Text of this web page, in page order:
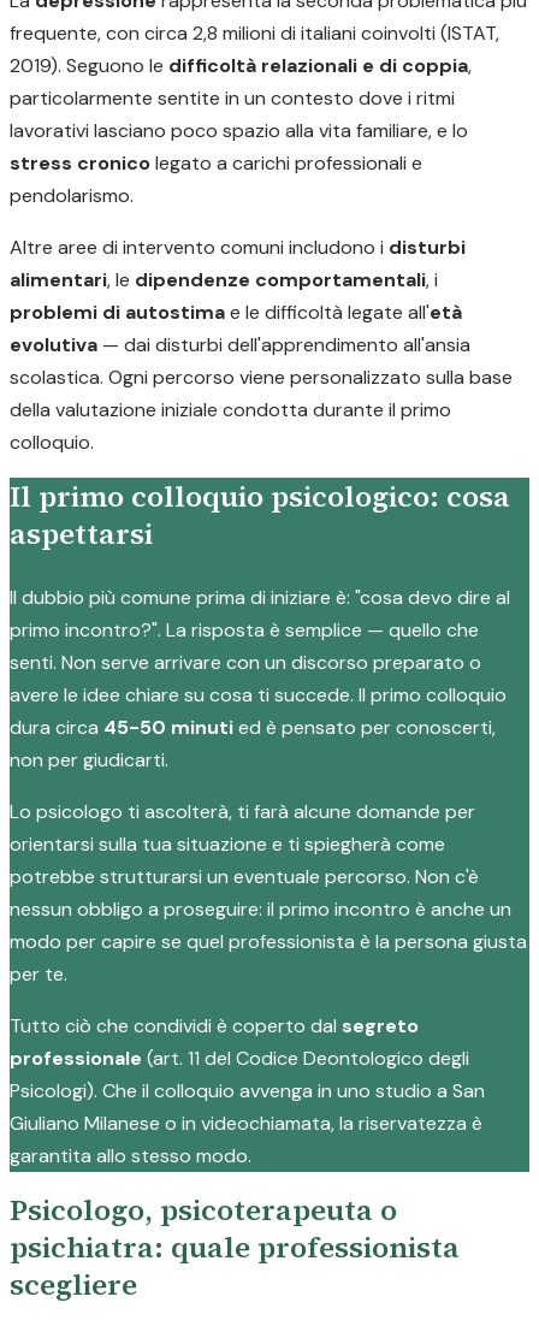
frequente, con circa 2,8 milioni di italiani coinvolti (ISTAT,
2019). Seguono le difficoltà relazionali e di coppia,
particolarmente sentite in un contesto dove i ritmi
lavorativi lasciano poco spazio alla vita familiare, e lo
stress cronicolegato a carichi professionali e
pendolarismo.
Altre aree di intervento comuni includono i disturbi
alimentari, le dipendenze comportamentali, i
problemi di autostimae le difficoltà legate all'età
evolutiva — dai disturbi dell'apprendimento all'ansia
scolastica. Ogni percorso viene personalizzato sulla base
della valutazione iniziale condotta durante il primo
colloquio.
Il primo colloquio psicologico: cosa
aspettarsi
Il dubbio più comune prima di iniziare è: "cosa devo dire al
primo incontro?". La risposta è semplice — quello che
senti. Non serve arrivare con un discorso preparato o
avere le idee chiare su cosa ti succede. Il primo colloquio
dura circa 45-50 minutied è pensato per conoscerti,
non per giudicarti.
Lo psicologo ti ascolterà, ti farà alcune domande per
orientarsi sulla tua situazione e ti spiegherà come
potrebbe strutturarsi un eventuale percorso. Non c'è
nessun obbligo a proseguire: il primo incontro è anche un
modo per capire se quel professionista è la persona giusta
per te.
Tutto ciò che condividi è coperto dal segreto
professionale (art. 11 del Codice Deontologico degli
Psicologi). Che il colloquio avvenga in uno studio a San
Giuliano Milanese o in videochiamata, la riservatezza è
garantita allo stesso modo.
Psicologo, psicoterapeuta o
psichiatra: quale professionista
scegliere